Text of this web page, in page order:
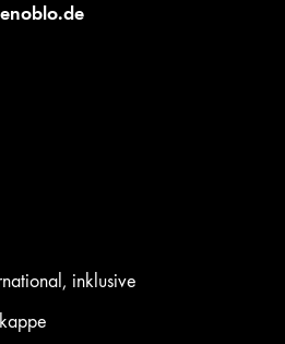
inklusive